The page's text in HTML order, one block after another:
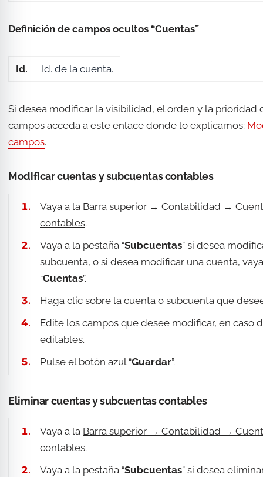
Definición de campos ocultos “Cuentas”
Id. Id. de la cuenta.
Si desea modificar la visibilidad, el orden y la prioridad
campos acceda a este enlace donde lo explicamos:
campos.
Modificar cuentas y subcuentas contables
Vaya a la Barra superior → Contabilidad →
contables.
Vaya a la pestaña “Subcuentas” si desea
subcuenta, o si desea modificar una cuenta,
“Cuentas”.
Haga clic sobre la cuenta o subcuenta que
Edite los campos que desee modificar, en caso
editables.
Pulse el botón azul “Guardar”.
Eliminar cuentas y subcuentas contables
Vaya a la Barra superior → Contabilidad →
contables.
Vaya a la pestaña “Subcuentas” si desea